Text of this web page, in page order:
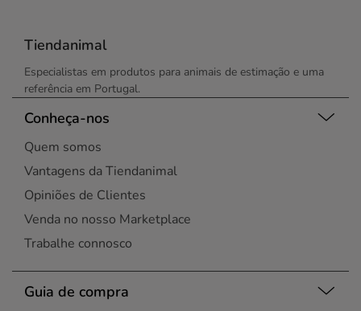
Tiendanimal
Especialistas em produtos para animais de estimação e uma
referência em Portugal.
Conheça-nos
Quem somos
Vantagens da Tiendanimal
Opiniões de Clientes
Venda no nosso Marketplace
Trabalhe connosco
Guia de compra